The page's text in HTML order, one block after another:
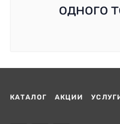
одного
КАТАЛОГ АКЦИИ